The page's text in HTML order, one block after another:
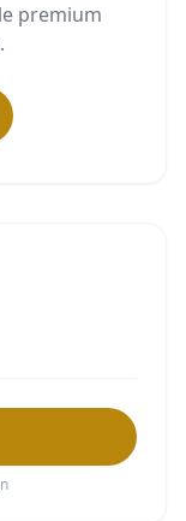
premium